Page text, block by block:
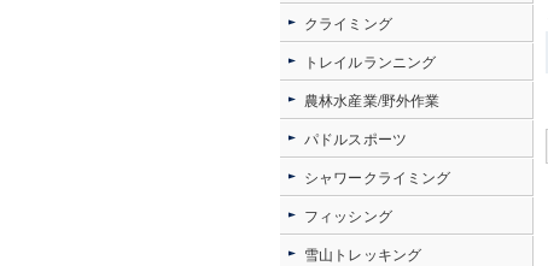
クライミング
トレイルランニング
農林水産業/野外作業
パドルスポーツ
シャワークライミング
フィッシング
雪山トレッキング